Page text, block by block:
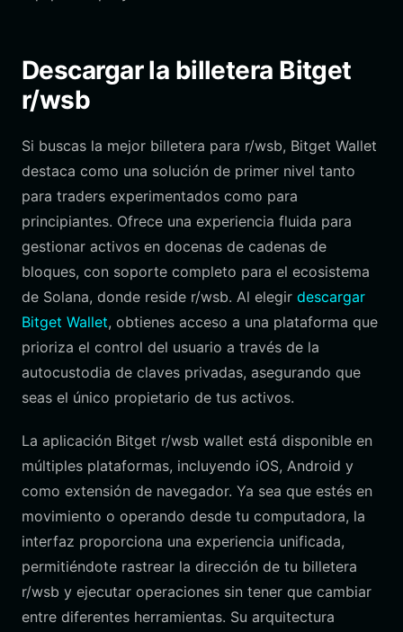
Descargar la billetera Bitget
r/wsb
Si buscas la mejor billetera para r/wsb, Bitget Wallet
destaca como una solución de primer nivel tanto
para traders experimentados como para
principiantes. Ofrece una experiencia fluida para
gestionar activos en docenas de cadenas de
bloques, con soporte completo para el ecosistema
de Solana, donde reside r/wsb. Al elegir descargar
Bitget Wallet, obtienes acceso a una plataforma que
prioriza el control del usuario a través de la
autocustodia de claves privadas, asegurando que
seas el único propietario de tus activos.
La aplicación Bitget r/wsb wallet está disponible en
múltiples plataformas, incluyendo iOS, Android y
como extensión de navegador. Ya sea que estés en
movimiento o operando desde tu computadora, la
interfaz proporciona una experiencia unificada,
permitiéndote rastrear la dirección de tu billetera
r/wsb y ejecutar operaciones sin tener que cambiar
entre diferentes herramientas. Su arquitectura